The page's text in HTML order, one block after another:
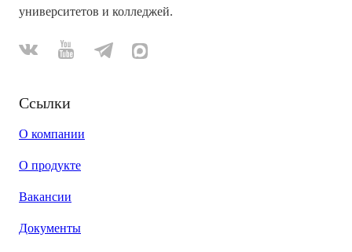
университетов и колледжей.
Ссылки
О компании
О продукте
Вакансии
Документы